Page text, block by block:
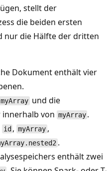
stellt der
die beiden ersten
nur die Hälfte der dritten
Dokument enthält vier
myArray und die
von myArray .
id , myArray ,
.
enthält zwei